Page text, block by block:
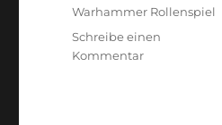
Warhammer Rollenspiel
Schreibe einen
Kommentarzu